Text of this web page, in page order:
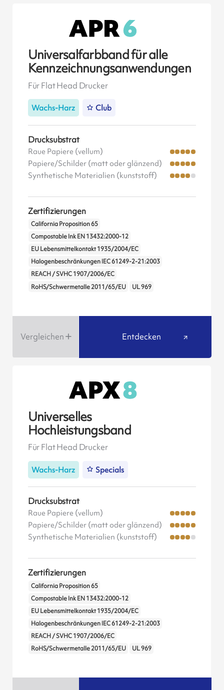
Universalfarbband für alle
Kennzeichnungsanwendungen
Für Flat Head Drucker
Wachs-Harz Club
Drucksubstrat
Raue Papiere (vellum)
Papiere/Schilder (matt oder glänzend)
Synthetische Materialien (kunststoff)
Zertifizierungen
California Proposition 65
Compostable Ink EN 13432:2000-12
EU Lebensmittelkontakt 1935/2004/EC
Halogenbeschränkungen IEC 61249-2-21:2003
REACH / SVHC 1907/2006/EC
RoHS/Schwermetalle 2011/65/EU
UL 969
Vergleichen Entdecken
Universelles
Hochleistungsband
Für Flat Head Drucker
Wachs-Harz Specials
Drucksubstrat
Raue Papiere (vellum)
Papiere/Schilder (matt oder glänzend)
Synthetische Materialien (kunststoff)
Zertifizierungen
California Proposition 65
Compostable Ink EN 13432:2000-12
EU Lebensmittelkontakt 1935/2004/EC
Halogenbeschränkungen IEC 61249-2-21:2003
REACH / SVHC 1907/2006/EC
RoHS/Schwermetalle 2011/65/EU
UL 969